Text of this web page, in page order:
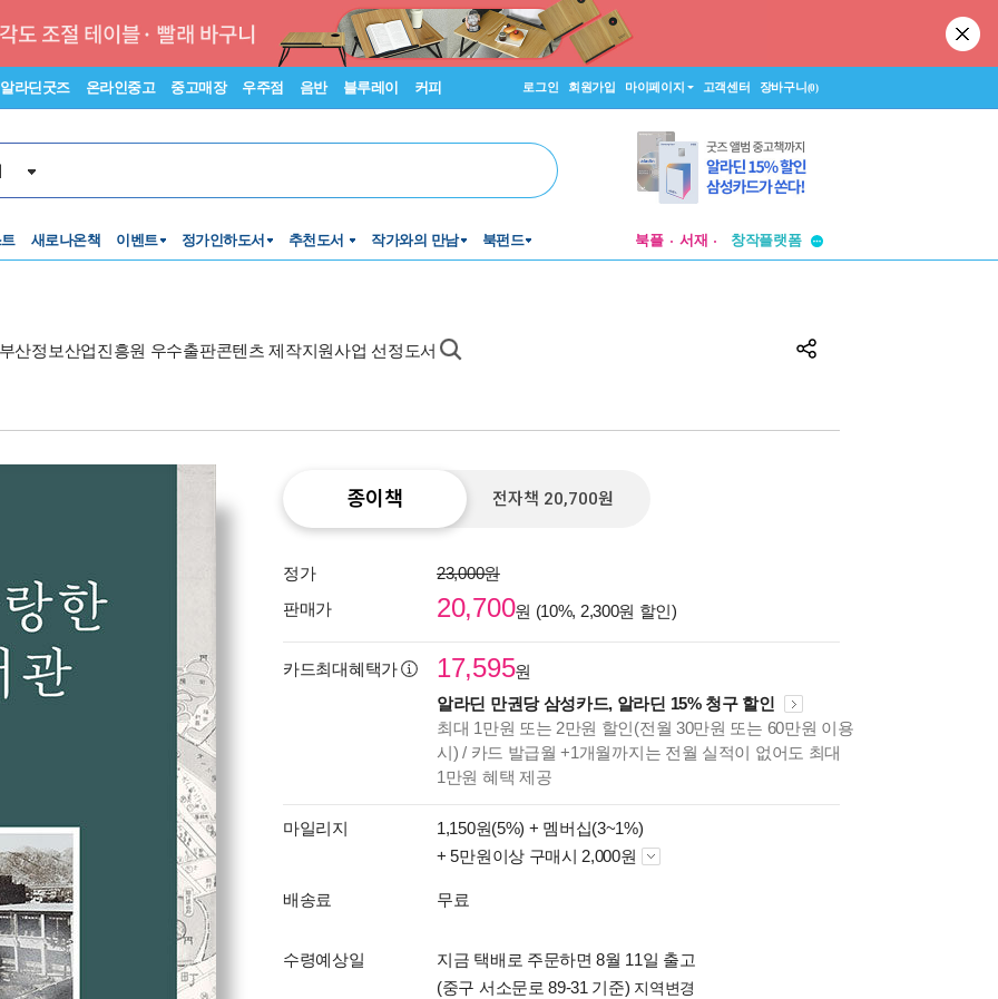
알라딘굿즈 온라인중고 중고매장 우주점 음반 블루레이 커피 로그인 회원가입 마이페이지 고객센터 장바구니(0)
새로나온책 이벤트 정가인하도서 추천도서 작가와의 만남 북펀드 북플 서재
창작플랫폼
산정보산업진흥원 우수출판콘텐츠 제작지원사업 선정도서
종이책 전자책 20,700원
정가
23,000원
판매가
20,700원 (10%, 2,300원 할인)
카드최대혜택가 17,595원
알라딘 만권당 삼성카드, 알라딘 15% 청구 할인
최대 1만원 또는 2만원 할인(전월 30만원 또는 60만원 이용
시) / 카드 발급월 +1개월까지는 전월 실적이 없어도 최대
1만원 혜택 제공
마일리지 1,150원(5%) + 멤버십(3~1%)
+ 5만원이상 구매시 2,000원
배송료 무료
수령예상일
지금 택배로 주문하면 8월 11일 출고
(중구 서소문로 89-31 기준) 지역변경